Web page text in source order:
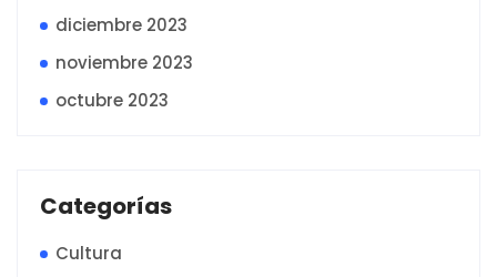
diciembre 2023
noviembre 2023
octubre 2023
Categorías
Cultura